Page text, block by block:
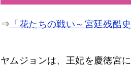
⇒ 「花たちの戦い～宮廷残酷
ヤムジョンは、王妃を慶徳宮